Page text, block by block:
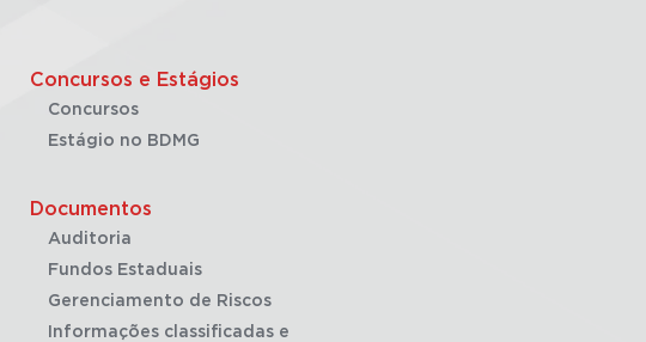
Concursos e Estágios
Concursos
Estágio no BDMG
Documentos
Auditoria
Fundos Estaduais
Gerenciamento de Riscos
Informações classificadas e